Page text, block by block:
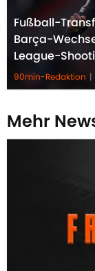
Fußball-
Barça-
League-
90min-Redaktion |
Mehr